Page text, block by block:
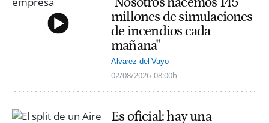
millones de simulaciones
de incendios cada
mañana"
Alvarez del Vayo
02/08/2026 08:00h
Es oficial: hay una